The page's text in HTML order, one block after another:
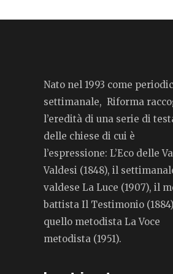
Nato nel 1993 come
settimanale, Riforma
l’eredità di una serie di
delle chiese di cui è
l’espressione: L’Eco delle
Valdesi (1848), il
valdese La Luce (1907), il
battista Il Testimonio
quello metodista La Voce
metodista (1951).